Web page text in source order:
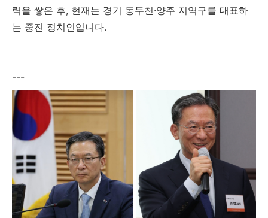
력을 쌓은 후, 현재는 경기 동두천·양주 지역구를 대표하
는 중진 정치인입니다.
---